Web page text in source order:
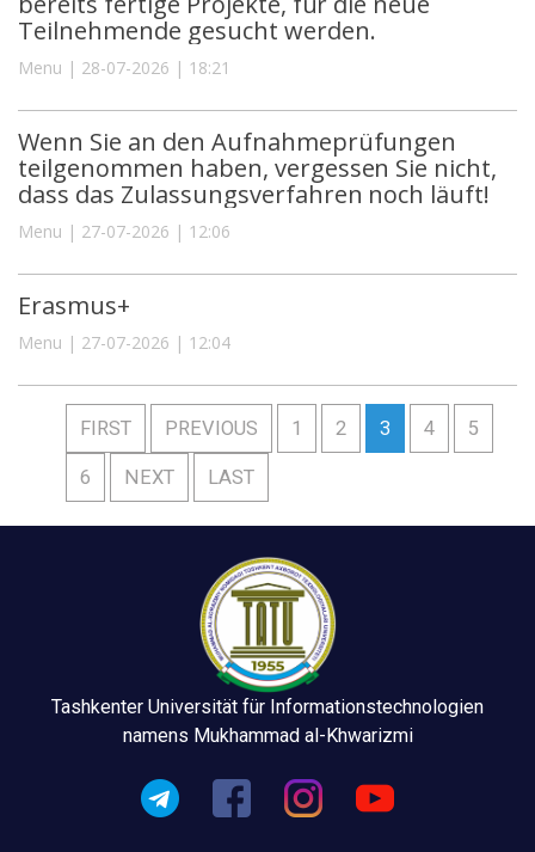
Teilnehmende gesucht werden.
Menu | 28-07-2026 | 18:21
Wenn Sie an den Aufnahmeprüfungen
teilgenommen haben, vergessen Sie nicht,
dass das Zulassungsverfahren noch läuft!
Menu | 27-07-2026 | 12:06
Erasmus+
Menu | 27-07-2026 | 12:04
FIRST PREVIOUS 1 2 3 4 5
6 NEXT LAST
Tashkenter Universität für Informationstechnologien
namens Mukhammad al-Khwarizmi